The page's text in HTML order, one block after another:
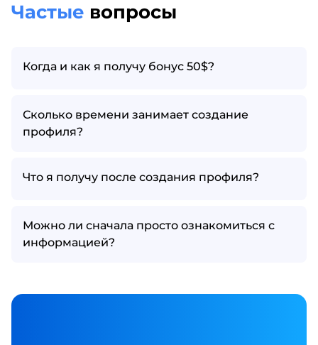
Частые вопросы
Когда и как я получу бонус 50$?
Сколько времени занимает создание
профиля?
Что я получу после создания профиля?
Можно ли сначала просто ознакомиться с
информацией?